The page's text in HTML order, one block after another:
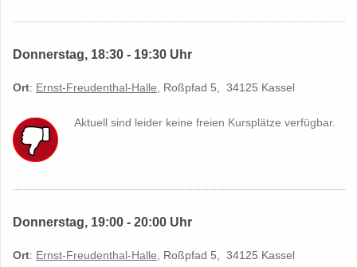
Donnerstag, 18:30 - 19:30 Uhr
Ort: Ernst-Freudenthal-Halle , Roßpfad 5, 34125 Kassel
Aktuell sind leider keine freien Kursplätze verfügbar.
Donnerstag, 19:00 - 20:00 Uhr
Ort: Ernst-Freudenthal-Halle , Roßpfad 5, 34125 Kassel